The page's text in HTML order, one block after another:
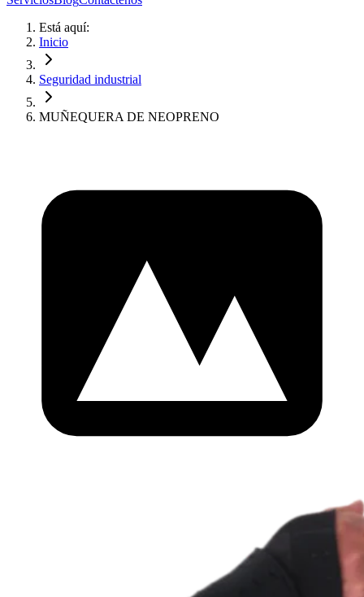
Está aquí:
Inicio
Seguridad industrial
MUÑEQUERA DE NEOPRENO